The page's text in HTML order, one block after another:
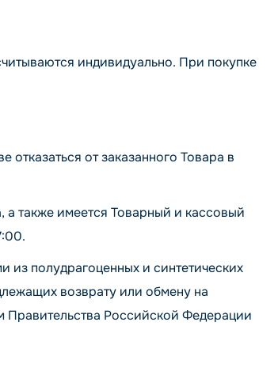
индивидуально. При покупке
от заказанного Товара в
а также имеется Товарный и кассовый
из полудрагоценных и синтетических
возврату или обмену на
Правительства Российской Федерации